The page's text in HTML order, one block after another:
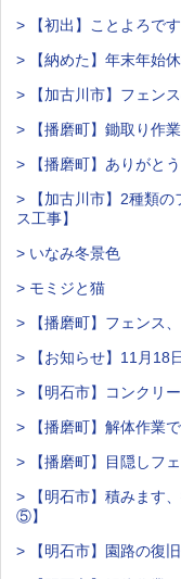
> 【初出】ことよろです
> 【納めた】年末年始休
> 【加古川市】フェン
> 【播磨町】鋤取り作
> 【播磨町】ありがと
> 【加古川市】2種類の
ス工事】
> いなみ冬景色
> モミジと猫
> 【播磨町】フェンス
> 【お知らせ】11月18
> 【明石市】コンクリ
> 【播磨町】解体作業
> 【播磨町】目隠しフ
> 【明石市】積みます
⑤】
> 【明石市】園路の復